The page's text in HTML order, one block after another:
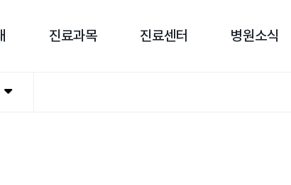
진료과목 진료센터 병원소식